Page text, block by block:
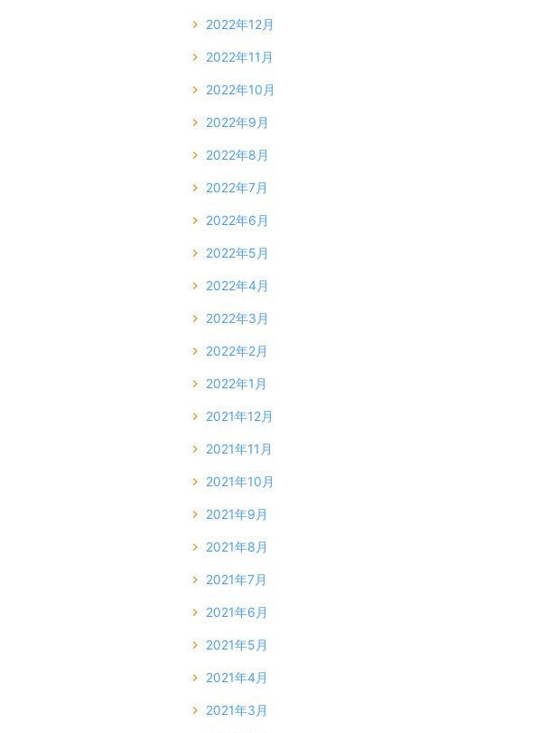
2022年12月
2022年11月
2022年10月
2022年9月
2022年8月
2022年7月
2022年6月
2022年5月
2022年4月
2022年3月
2022年2月
2022年1月
2021年12月
2021年11月
2021年10月
2021年9月
2021年8月
2021年7月
2021年6月
2021年5月
2021年4月
2021年3月